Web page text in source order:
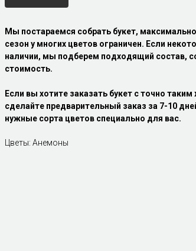
Мы постараемся собрать букет,
сезон у многих цветов ограничен. Если
наличии, мы подберем подходящий состав,
стоимость.
Если вы хотите заказать букет с точно
сделайте предварительный заказ за 7-10
нужные сорта цветов специально для вас.
Цветы: Анемоны